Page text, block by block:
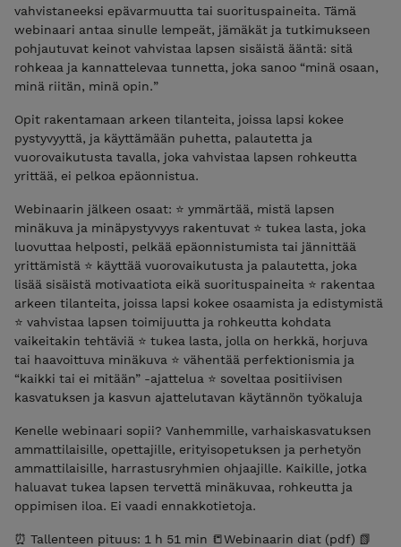
vahvistaneeksi epävarmuutta tai suorituspaineita. Tämä
webinaari antaa sinulle lempeät, jämäkät ja tutkimukseen
pohjautuvat keinot vahvistaa lapsen sisäistä ääntä: sitä
rohkeaa ja kannattelevaa tunnetta, joka sanoo “minä osaan,
minä riitän, minä opin.”
Opit rakentamaan arkeen tilanteita, joissa lapsi kokee
pystyvyyttä, ja käyttämään puhetta, palautetta ja
vuorovaikutusta tavalla, joka vahvistaa lapsen rohkeutta
yrittää, ei pelkoa epäonnistua.
Webinaarin jälkeen osaat: ⭐ ymmärtää, mistä lapsen
minäkuva ja minäpystyvyys rakentuvat ⭐ tukea lasta, joka
luovuttaa helposti, pelkää epäonnistumista tai jännittää
yrittämistä ⭐ käyttää vuorovaikutusta ja palautetta, joka
lisää sisäistä motivaatiota eikä suorituspaineita ⭐ rakentaa
arkeen tilanteita, joissa lapsi kokee osaamista ja edistymistä
⭐ vahvistaa lapsen toimijuutta ja rohkeutta kohdata
vaikeitakin tehtäviä ⭐ tukea lasta, jolla on herkkä, horjuva
tai haavoittuva minäkuva ⭐ vähentää perfektionismia ja
“kaikki tai ei mitään” -ajattelua ⭐ soveltaa positiivisen
kasvatuksen ja kasvun ajattelutavan käytännön työkaluja
Kenelle webinaari sopii? Vanhemmille, varhaiskasvatuksen
ammattilaisille, opettajille, erityisopetuksen ja perhetyön
ammattilaisille, harrastusryhmien ohjaajille. Kaikille, jotka
haluavat tukea lapsen tervettä minäkuvaa, rohkeutta ja
oppimisen iloa. Ei vaadi ennakkotietoja.
⏰ Tallenteen pituus: 1 h 51 min 📒Webinaarin diat (pdf) 📗